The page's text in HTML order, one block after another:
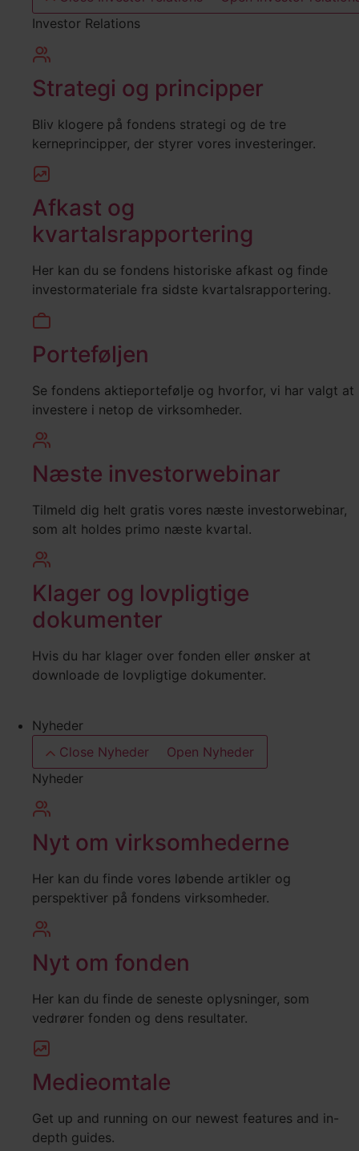
Investor Relations
Strategi og principper
Bliv klogere på fondens strategi og de tre
kerneprincipper, der styrer vores investeringer.
Afkast og
kvartalsrapportering
Her kan du se fondens historiske afkast og finde
investormateriale fra sidste kvartalsrapportering.
Porteføljen
Se fondens aktieportefølje og hvorfor, vi har valgt at
investere i netop de virksomheder.
Næste investorwebinar
Tilmeld dig helt gratis vores næste investorwebinar,
som alt holdes primo næste kvartal.
Klager og lovpligtige
dokumenter
Hvis du har klager over fonden eller ønsker at
downloade de lovpligtige dokumenter.
Nyheder
Close Nyheder
Open Nyheder
Nyheder
Nyt om virksomhederne
Her kan du finde vores løbende artikler og
perspektiver på fondens virksomheder.
Nyt om fonden
Her kan du finde de seneste oplysninger, som
vedrører fonden og dens resultater.
Medieomtale
Get up and running on our newest features and in-
depth guides.